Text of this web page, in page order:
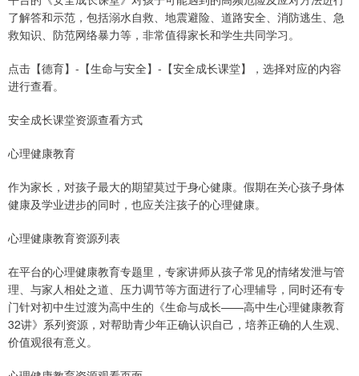
了解答和示范，包括溺水自救、地震避险、道路安全、消防逃生、急
救知识、防范网络暴力等，非常值得家长和学生共同学习。
点击【德育】-【生命与安全】-【安全成长课堂】，选择对应的内容
进行查看。
安全成长课堂资源查看方式
心理健康教育
作为家长，对孩子最大的期望莫过于身心健康。假期在关心孩子身体
健康及学业进步的同时，也应关注孩子的心理健康。
心理健康教育资源列表
在平台的心理健康教育专题里，专家讲师从孩子常见的情绪发泄与管
理、与家人相处之道、压力调节等方面进行了心理辅导，同时还有专
门针对初中生过渡为高中生的《生命与成长——高中生心理健康教育
32讲》系列资源，对帮助青少年正确认识自己，培养正确的人生观、
价值观很有意义。